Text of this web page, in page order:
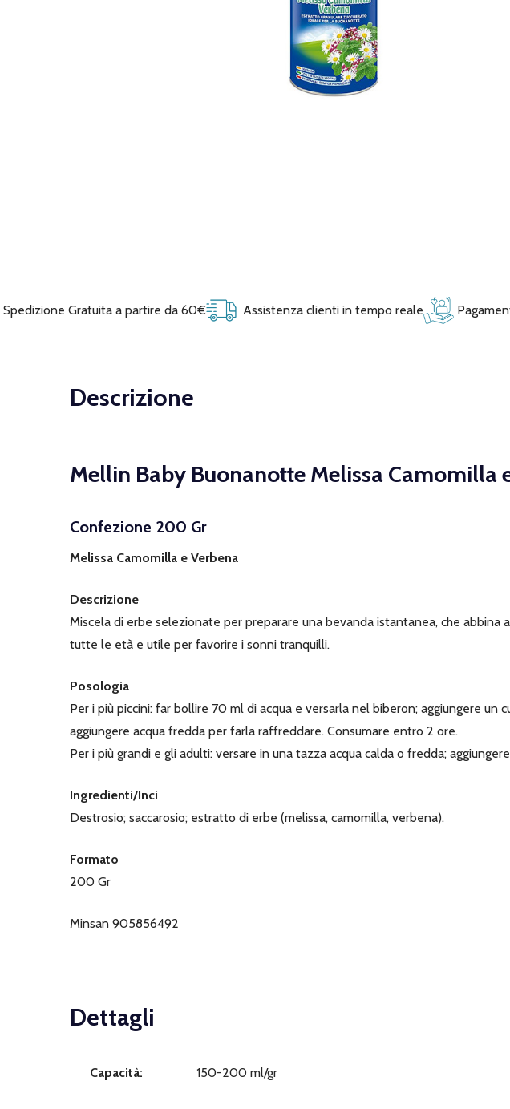
Spedizione Gratuita a partire da 60€ Assistenza clienti in tempo reale
Descrizione
Mellin Baby Buonanotte Melissa Camomilla
Confezione 200 Gr
Melissa Camomilla e Verbena
Descrizione
Miscela di erbe selezionate per preparare una bevanda istantanea, che
tutte le età e utile per favorire i sonni tranquilli.
Posologia
Per i più piccini: far bollire 70 ml di acqua e versarla nel biberon; aggiungere
aggiungere acqua fredda per farla raffreddare. Consumare entro 2 ore.
Per i più grandi e gli adulti: versare in una tazza acqua calda o fredda;
Ingredienti/Inci
Destrosio; saccarosio; estratto di erbe (melissa, camomilla, verbena).
Formato
200 Gr
Minsan 905856492
Dettagli
Capacità: 150-200 ml/gr